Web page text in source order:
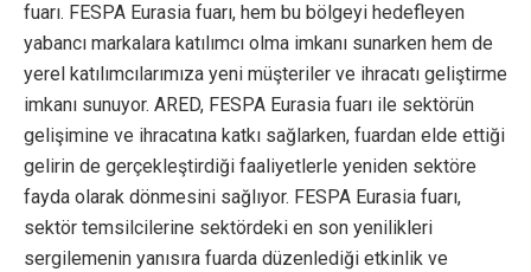
fuarı. FESPA Eurasia fuarı, hem bu bölgeyi hedefleyen
yabancı markalara katılımcı olma imkanı sunarken hem de
yerel katılımcılarımıza yeni müşteriler ve ihracatı geliştirme
imkanı sunuyor. ARED, FESPA Eurasia fuarı ile sektörün
gelişimine ve ihracatına katkı sağlarken, fuardan elde ettiği
gelirin de gerçekleştirdiği faaliyetlerle yeniden sektöre
fayda olarak dönmesini sağlıyor. FESPA Eurasia fuarı,
sektör temsilcilerine sektördeki en son yenilikleri
sergilemenin yanısıra fuarda düzenlediği etkinlik ve